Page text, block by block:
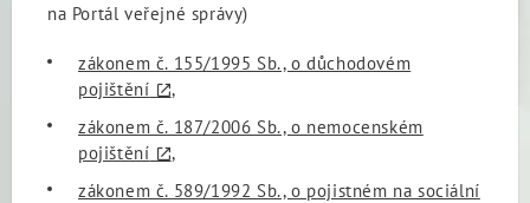
na Portál veřejné správy)
zákonem č. 155/1995 Sb., o důchodovém
pojištění
,
zákonem č. 187/2006 Sb., o nemocenském
pojištění
,
zákonem č. 589/1992 Sb., o pojistném na sociální